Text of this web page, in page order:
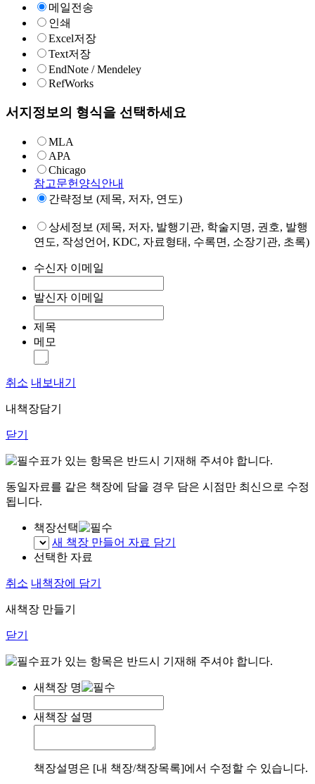
메일전송
인쇄
Excel저장
Text저장
EndNote / Mendeley
RefWorks
서지정보의 형식을 선택하세요
MLA
APA
Chicago
참고문헌양식안내
간략정보 (제목, 저자, 연도)
상세정보 (제목, 저자, 발행기관, 학술지명, 권호, 발행
연도, 작성언어, KDC, 자료형태, 수록면, 소장기관, 초록)
수신자 이메일
발신자 이메일
제목
메모
취소 내보내기
내책장담기
닫기
표가 있는 항목은 반드시 기재해 주셔야 합니다.
동일자료를 같은 책장에 담을 경우 담은 시점만 최신으로 수정
됩니다.
책장선택
새 책장 만들어 자료 담기
선택한 자료
취소 내책장에 담기
새책장 만들기
닫기
표가 있는 항목은 반드시 기재해 주셔야 합니다.
새책장 명
새책장 설명
책장설명은 [내 책장/책장목록]에서 수정할 수 있습니다.